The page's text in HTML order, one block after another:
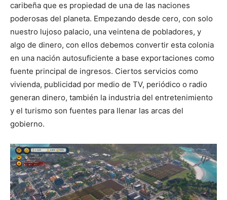
caribeña que es propiedad de una de las naciones
poderosas del planeta. Empezando desde cero, con solo
nuestro lujoso palacio, una veintena de pobladores, y
algo de dinero, con ellos debemos convertir esta colonia
en una nación autosuficiente a base exportaciones como
fuente principal de ingresos. Ciertos servicios como
vivienda, publicidad por medio de TV, periódico o radio
generan dinero, también la industria del entretenimiento
y el turismo son fuentes para llenar las arcas del
gobierno.